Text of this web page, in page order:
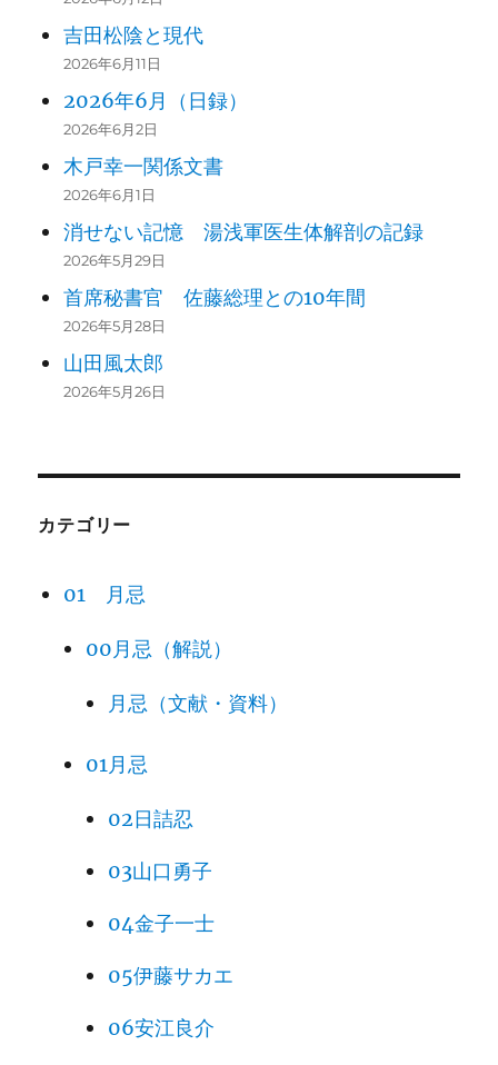
吉田松陰と現代
2026年6月11日
2026年6月（日録）
2026年6月2日
木戸幸一関係文書
2026年6月1日
消せない記憶 湯浅軍医生体解剖の記録
2026年5月29日
首席秘書官 佐藤総理との10年間
2026年5月28日
山田風太郎
2026年5月26日
カテゴリー
01 月忌
00月忌（解説）
月忌（文献・資料）
01月忌
02日詰忍
03山口勇子
04金子一士
05伊藤サカエ
06安江良介